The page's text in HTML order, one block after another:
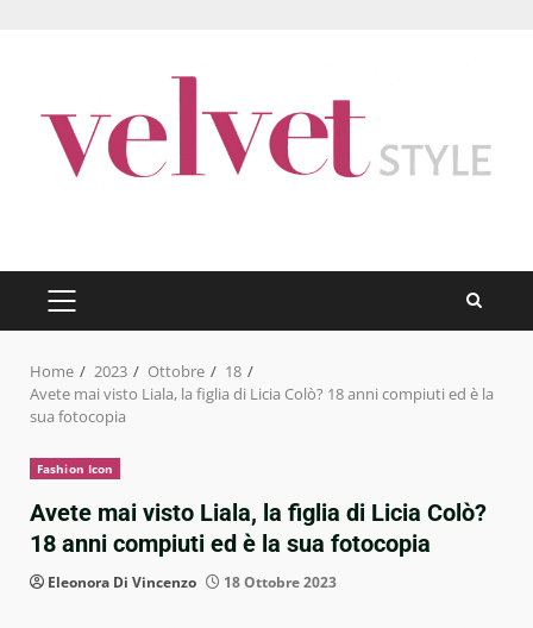
PRIMARY
MENU
Home 2023 Ottobre
18
Avete mai visto Liala, la figlia di Licia Colò? 18 anni compiuti ed è la
sua fotocopia
Fashion Icon
Avete mai visto Liala, la figlia di Licia Colò?
18 anni compiuti ed è la sua fotocopia
Eleonora Di Vincenzo 18 Ottobre 2023